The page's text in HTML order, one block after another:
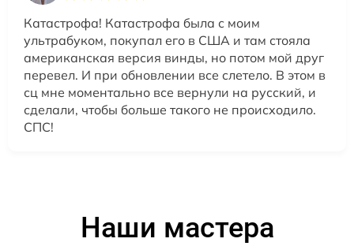
Катастрофа! Катастрофа была с моим
ультрабуком, покупал его в США и там стояла
американская версия винды, но потом мой друг
перевел. И при обновлении все слетело. В этом в
сц мне моментально все вернули на русский, и
сделали, чтобы больше такого не происходило.
СПС!
Наши мастера